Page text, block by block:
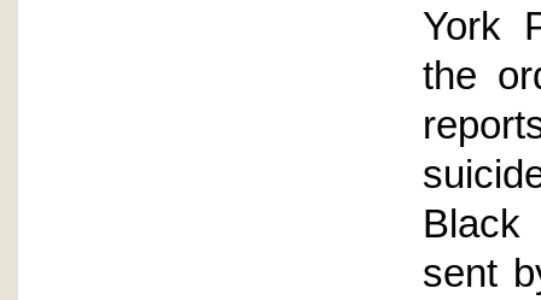
York
the
Black
sent